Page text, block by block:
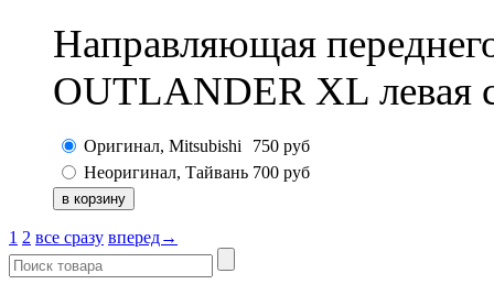
Направляющая
OUTLANDER XL левая
Оригинал, Mitsubishi 750 руб
Неоригинал, Тайвань 700 руб
1 2 все сразу вперед→